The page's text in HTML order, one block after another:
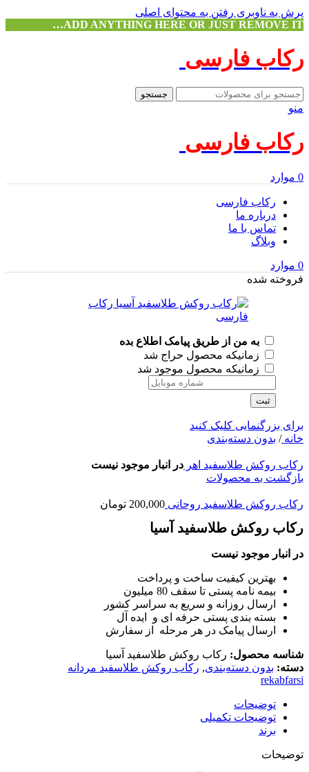
پرش به ناوبری رفتن به محتوای اصلی
ADD ANYTHING HERE OR JUST REMOVE IT…
رکاب فارسی
جستجو
منو
رکاب فارسی
0 موارد
رکاب فارسی
درباره ما
تماس با ما
وبلاگ
0 موارد
فروخته شده
به من از طریق پیامک اطلاع بده
زمانیکه محصول حراج شد
زمانیکه محصول موجود شد
ثبت
برای بزرگنمایی کلیک کنید
خانه/ بدون دسته‌بندی
رکاب روکش طلاسفید اهر در انبار موجود نیست
بازگشت به محصولات
رکاب روکش طلاسفید روحانی 200,000 تومان
رکاب روکش طلاسفید آسیا
در انبار موجود نیست
بهترین کیفیت ساخت و پرداخت
بیمه نامه پستی تا سقف 80 میلیون
ارسال روزانه و سریع به سراسر کشور
بسته بندی پستی حرفه ای و ایده آل
ارسال پیامک در هر مرحله از سفارش
شناسه محصول: رکاب روکش طلاسفید آسیا
دسته: بدون دسته‌بندی, رکاب روکش طلاسفید مردانه
rekabfarsi
توضیحات
توضیحات تکمیلی
برند
توضیحات